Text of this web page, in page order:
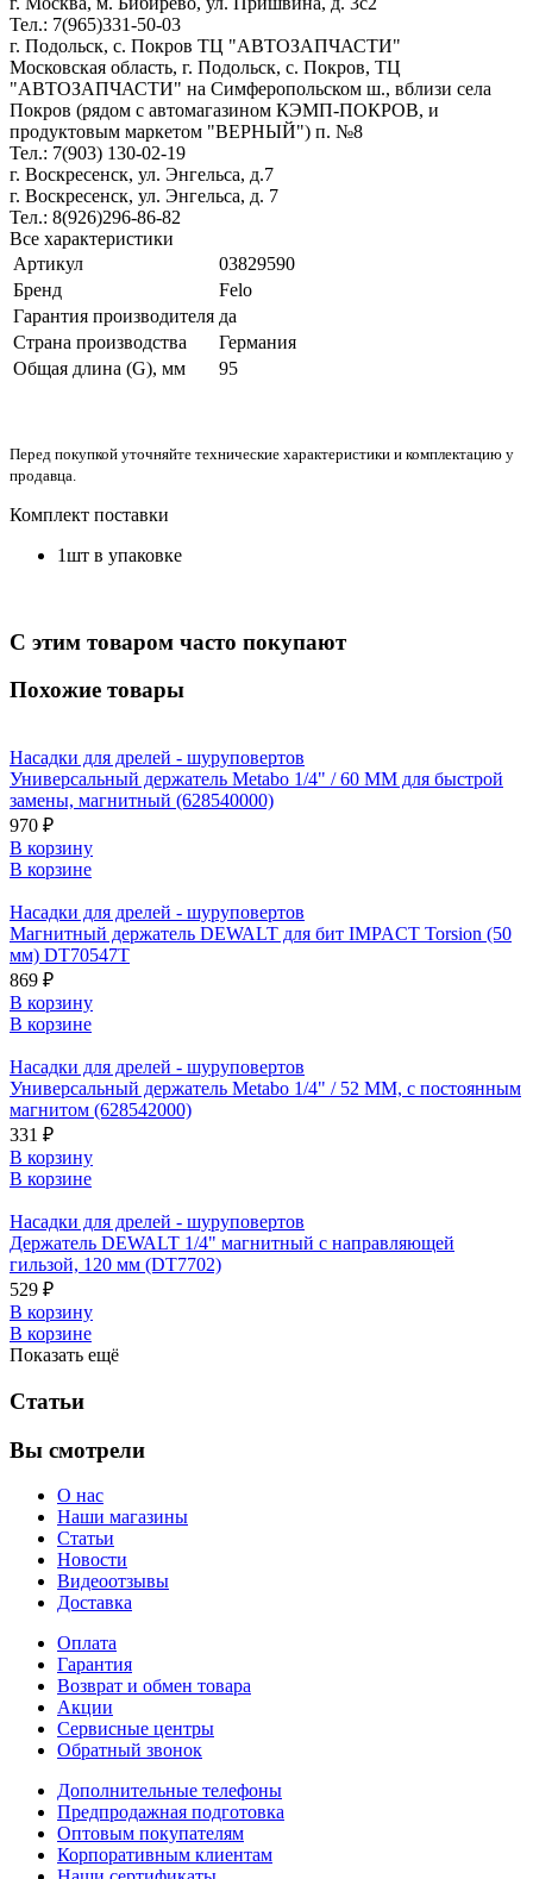
Тел.: 7(965)331-50-03
г. Подольск, c. Покров ТЦ "АВТОЗАПЧАСТИ"
Московская область, г. Подольск, c. Покров, ТЦ
"АВТОЗАПЧАСТИ" на Симферопольском ш., вблизи села
Покров (рядом с автомагазином КЭМП-ПОКРОВ, и
продуктовым маркетом "ВЕРНЫЙ") п. №8
Тел.: 7(903) 130-02-19
г. Воскресенск, ул. Энгельса, д.7
г. Воскресенск, ул. Энгельса, д. 7
Тел.: 8(926)296-86-82
Все характеристики
Артикул
03829590
Бренд
Felo
Гарантия производителя да
Страна производства
Германия
Общая длина (G), мм
95
Перед покупкой уточняйте технические характеристики и комплектацию у
продавца.
Комплект поставки
1шт в упаковке
С этим товаром часто покупают
Похожие товары
Насадки для дрелей - шуруповертов
Универсальный держатель Metabo 1/4" / 60 ММ для быстрой
замены, магнитный (628540000)
970 ₽
В корзину
В корзине
Насадки для дрелей - шуруповертов
Магнитный держатель DEWALT для бит IMPACT Torsion (50
мм) DT70547T
869 ₽
В корзину
В корзине
Насадки для дрелей - шуруповертов
Универсальный держатель Metabo 1/4" / 52 ММ, с постоянным
магнитом (628542000)
331 ₽
В корзину
В корзине
Насадки для дрелей - шуруповертов
Держатель DEWALT 1/4" магнитный с направляющей
гильзой, 120 мм (DT7702)
529 ₽
В корзину
В корзине
Показать ещё
Статьи
Вы смотрели
О нас
Наши магазины
Статьи
Новости
Видеоотзывы
Доставка
Оплата
Гарантия
Возврат и обмен товара
Акции
Сервисные центры
Обратный звонок
Дополнительные телефоны
Предпродажная подготовка
Оптовым покупателям
Корпоративным клиентам